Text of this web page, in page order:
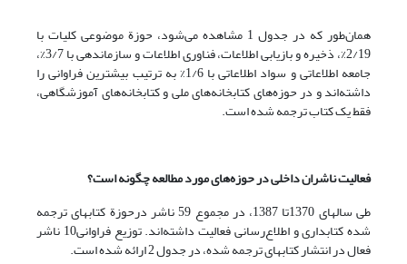
همان‌طور که در جدول 1 مشاهده می‌شود، حوزة موضوعی کلیات با
2/19%، ذخیره و بازیابی اطلاعات، فناوری اطلاعات و سازماندهی با 3/7%،
جامعه اطلاعاتی و سواد اطلاعاتی با 1/6% به ترتیب بیشترین فراوانی را
داشته‌اند و در حوزه‌های کتابخانه‌های ملی و کتابخانه‌های آموزشگاهی،
فقط یک کتاب ترجمه شده است.
فعالیت ناشران داخلی در حوزه‌های مورد مطالعه چگونه است؟
طی سالهای 1370تا 1387، در مجموع 59 ناشر درحوزة کتابهای ترجمه
شده کتابداری و اطلاع‌رسانی فعالیت داشته‌اند. توزیع فراوانی10 ناشر
فعال در انتشار کتابهای ترجمه شده، در جدول 2 ارائه شده است.